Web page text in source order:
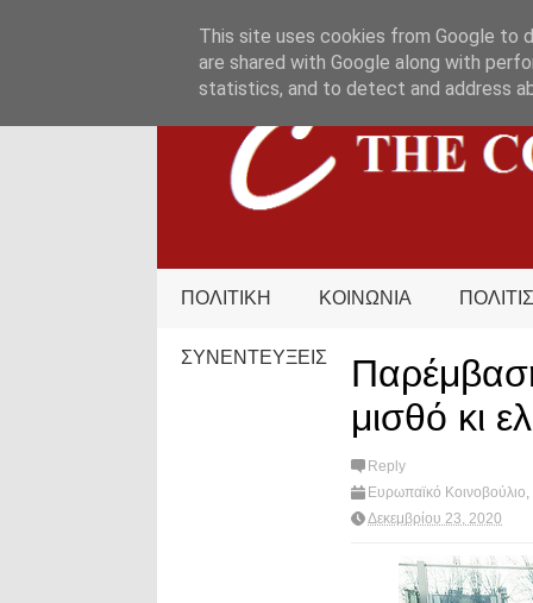
ΠΟΛΙΤΙΚΗ ΚΟΙΝΩΝΙΑ
ΣΥΝΕΝΤΕΥΞΕΙΣ
μισθό κι
Reply
Ευρωπαϊκό Κοινοβούλιο
Δεκεμβρίου 23, 2020
This site uses cookies from Google to
are shared with Google along with
statistics, and to detect and address